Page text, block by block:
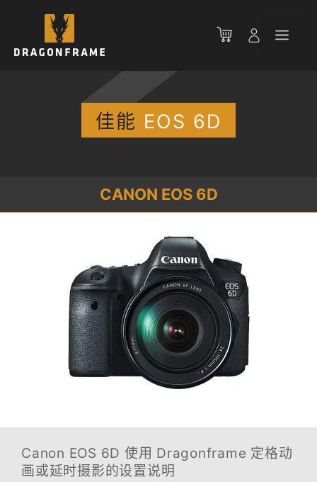
菜
佳能 EOS 6D
CANON EOS 6D
Canon EOS 6D 使用 Dragonframe 定格动
画或延时摄影的设置说明